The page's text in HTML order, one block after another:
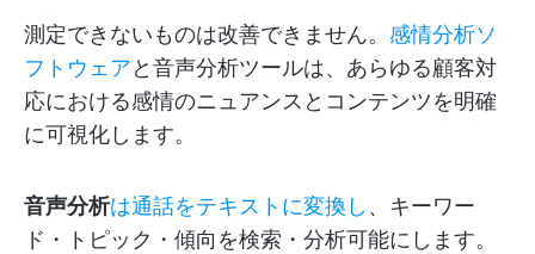
測定できないものは改善できません。 感情分析ソ
フトウェアと音声分析ツールは、あらゆる顧客対
応における感情のニュアンスとコンテンツを明確
に可視化します。
音声分析は通話をテキストに変換し 、キーワー
ド・トピック・傾向を検索・分析可能にします。